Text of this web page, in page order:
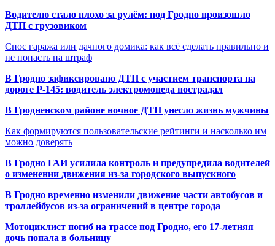
Водителю стало плохо за рулём: под Гродно произошло
ДТП с грузовиком
Снос гаража или дачного домика: как всё сделать правильно и
не попасть на штраф
В Гродно зафиксировано ДТП с участием транспорта на
дороге Р-145: водитель электромопеда пострадал
В Гродненском районе ночное ДТП унесло жизнь мужчины
Как формируются пользовательские рейтинги и насколько им
можно доверять
В Гродно ГАИ усилила контроль и предупредила водителей
о изменении движения из-за городского выпускного
В Гродно временно изменили движение части автобусов и
троллейбусов из-за ограничений в центре города
Мотоциклист погиб на трассе под Гродно, его 17-летняя
дочь попала в больницу